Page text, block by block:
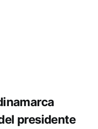
presidente